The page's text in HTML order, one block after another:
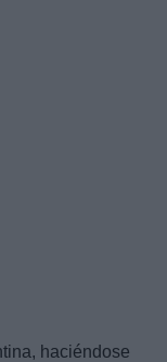
haciéndose